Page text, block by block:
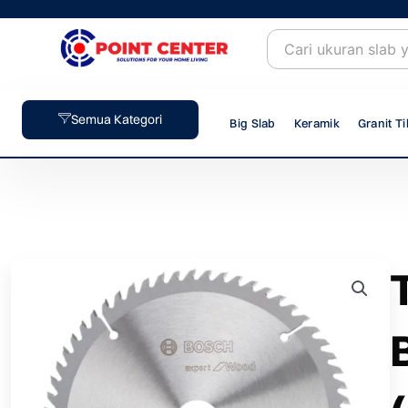
Semua Kategori Big Slab Keramik Granit